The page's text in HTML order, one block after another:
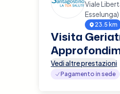
Viale
23.5 km
Visita
Vedi altre prestazioni
Pagamento in sede